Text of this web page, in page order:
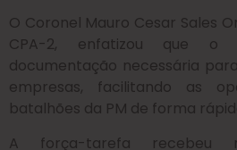
O Coronel Mauro Cesar Sales
CPA-2, enfatizou que o
documentação necessária
empresas, facilitando as
batalhões da PM de forma
A força-tarefa recebeu